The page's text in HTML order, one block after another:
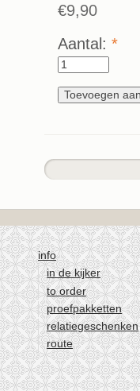
€9,90
Aantal: *
info
in de kijker
to order
proefpakketten
relatiegeschenken
route